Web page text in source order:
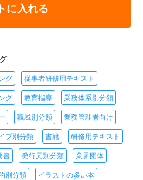
に入れる
グ 従事者研修用テキスト
グ 教育指導 業務体系別分類
職域別分類 業務管理者向け
プ別分類 書籍 研修用テキスト
書 発行元別分類 業界団体
別分類 イラストの多い本